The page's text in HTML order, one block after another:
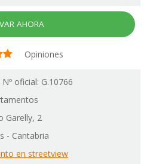
AHORA
Opiniones
oficial: G.10766
Garelly, 2
- Cantabria
en streetview